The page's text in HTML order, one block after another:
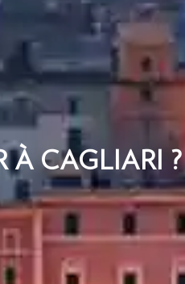
À CAGLIARI ?